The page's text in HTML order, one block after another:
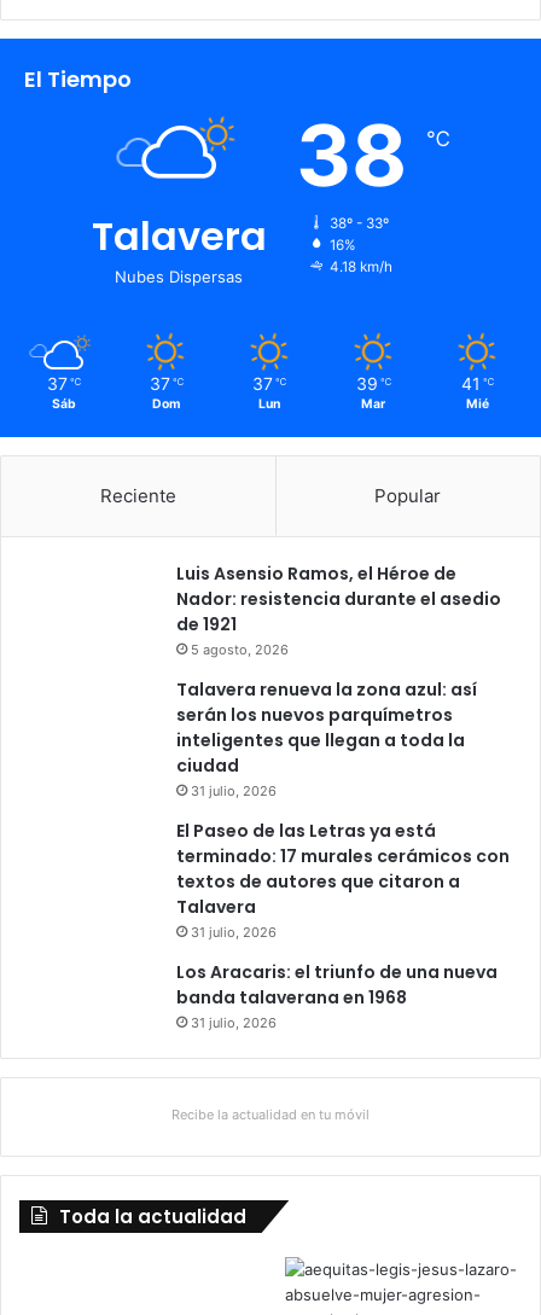
El Tiempo
Talavera
Nubes Dispersas
38 ℃
38º - 33º
16%
4.18 km/h
37 ℃
Sáb
37 ℃
Dom
37 ℃
Lun
39 ℃
Mar
41 ℃
Mié
Reciente Popular
Luis Asensio Ramos, el Héroe de
Nador: resistencia durante el asedio
de 1921
5 agosto, 2026
Talavera renueva la zona azul: así
serán los nuevos parquímetros
inteligentes que llegan a toda la
ciudad
31 julio, 2026
El Paseo de las Letras ya está
terminado: 17 murales cerámicos con
textos de autores que citaron a
Talavera
31 julio, 2026
Los Aracaris: el triunfo de una nueva
banda talaverana en 1968
31 julio, 2026
Recibe la actualidad en tu móvil
Toda la actualidad